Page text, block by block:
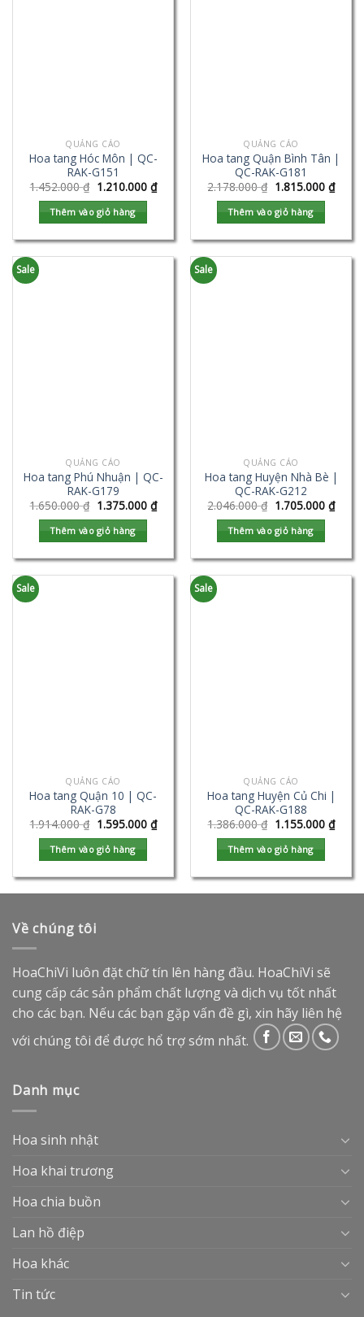
QUẢNG CÁO
Hoa tang Hóc Môn | QC-
RAK-G151
1.452.000₫ 1.210.000 ₫
Thêm vào giỏ hàng
QUẢNG CÁO
Hoa tang Quận Bình Tân |
QC-RAK-G181
2.178.000₫ 1.815.000 ₫
Thêm vào giỏ hàng
Sale
QUẢNG CÁO
Hoa tang Phú Nhuận | QC-
RAK-G179
1.650.000₫ 1.375.000 ₫
Thêm vào giỏ hàng
Sale
QUẢNG CÁO
Hoa tang Huyện Nhà Bè |
QC-RAK-G212
2.046.000₫ 1.705.000 ₫
Thêm vào giỏ hàng
Sale
QUẢNG CÁO
Hoa tang Quận 10 | QC-
RAK-G78
1.914.000₫ 1.595.000 ₫
Thêm vào giỏ hàng
Sale
QUẢNG CÁO
Hoa tang Huyện Củ Chi |
QC-RAK-G188
1.386.000₫ 1.155.000 ₫
Thêm vào giỏ hàng
Về chúng tôi
HoaChiVi luôn đặt chữ tín lên hàng đầu. HoaChiVi sẽ
cung cấp các sản phẩm chất lượng và dịch vụ tốt nhất
cho các bạn. Nếu các bạn gặp vấn đề gì, xin hãy liên hệ
với chúng tôi để được hổ trợ sớm nhất.
Danh mục
Hoa sinh nhật
Hoa khai trương
Hoa chia buồn
Lan hồ điệp
Hoa khác
Tin tức